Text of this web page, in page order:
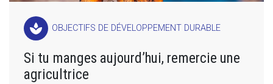
spa OBJECTIFS DE DÉVELOPPEMENT DURABLE
Si tu manges aujourd’hui, remercie une
agricultrice